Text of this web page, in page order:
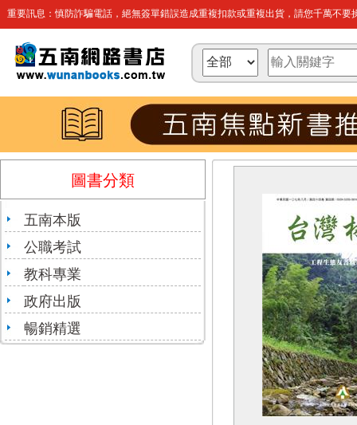
重要訊息：慎防詐騙電話，絕無簽單錯誤造成重複扣款或重複出貨，請您千萬不要
圖書分類
五南本版
公職考試
教科專業
政府出版
暢銷精選